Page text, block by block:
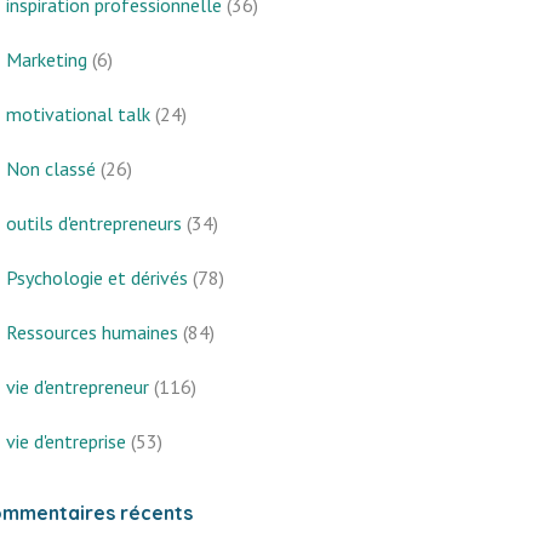
inspiration professionnelle (36)
Marketing (6)
motivational talk (24)
Non classé (26)
outils d'entrepreneurs (34)
Psychologie et dérivés (78)
Ressources humaines (84)
vie d'entrepreneur (116)
vie d'entreprise (53)
récents